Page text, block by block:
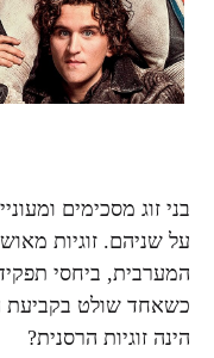
בני זוג מסכימים
על שניהם. זוגיות
המערבית, ביחסי
כשאחד שולט בקביעת
הינה זוגיות הרסנית?